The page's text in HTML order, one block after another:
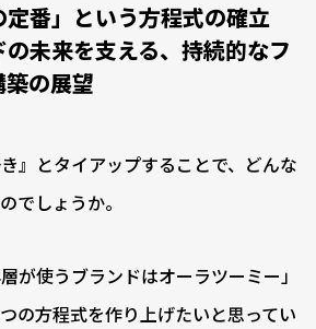
番」という方程式の確立
未来を支える、持続的なフ
築の展望
』とタイアップすることで、どんな
でしょうか。
が使うブランドはオーラツーミー」
の方程式を作り上げたいと思ってい